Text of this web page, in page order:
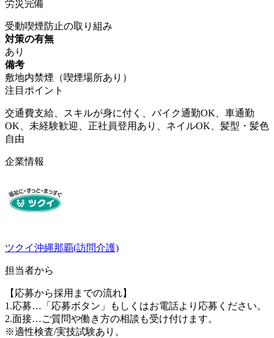
労災完備
受動喫煙防止の取り組み
対策の有無
あり
備考
敷地内禁煙（喫煙場所あり）
注目ポイント
交通費支給、スキルが身に付く、バイク通勤OK、車通勤
OK、未経験歓迎、正社員登用あり、ネイルOK、髪型・髪色
自由
企業情報
ツクイ沖縄那覇(訪問介護)
担当者から
【応募から採用までの流れ】
1.応募…「応募ボタン」もしくはお電話より応募ください。
2.面接…ご質問や働き方の相談も受け付けます。
※適性検査/実技試験あり。